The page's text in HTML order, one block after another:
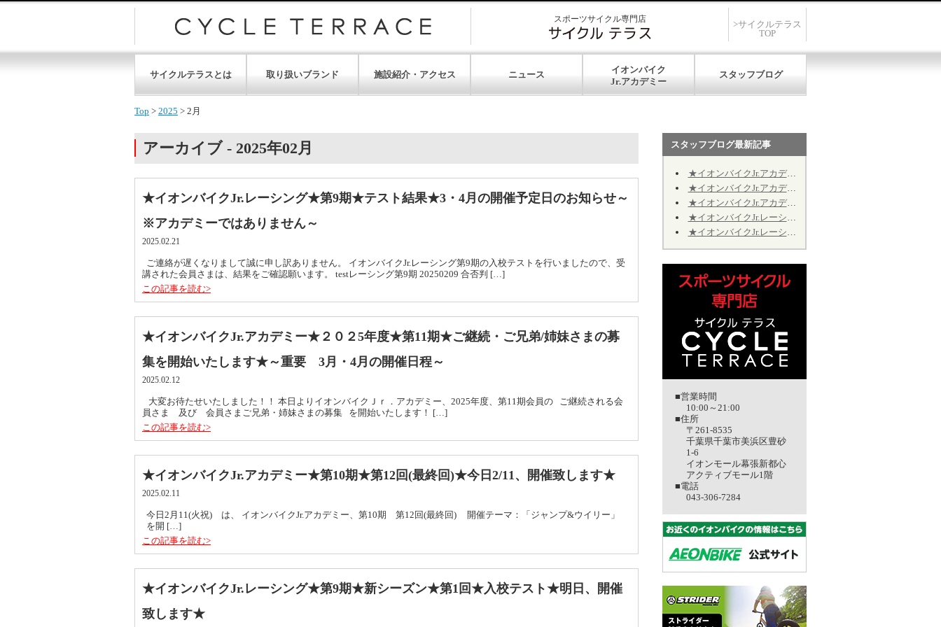
スポーツサイクル専門店
>サイクルテラス
TOP
サイクルテラスとは 取り扱いブランド 施設紹介・アクセス ニュース イオンバイク スタッフブログ
Top > 2025 > 2月
アーカイブ - 2025年02月
★イオンバイクJr.レーシング★第9期★テスト結果★3・4月の開催予定日のお知らせ～
※アカデミーではありません～
2025.02.21
ご連絡が遅くなりまして誠に申し訳ありません。 イオンバイクJr.レーシング第9期の入校テストを行いましたので、受
講された会員さまは、結果をご確認願います。 testレーシング第9期 20250209 合否判 […]
この記事を読む>
★イオンバイクJr.アカデミー★２０２5年度★第11期★ご継続・ご兄弟/姉妹さまの募
集を開始いたします★～重要 3月・4月の開催日程～
2025.02.12
大変お待たせいたしました！！ 本日よりイオンバイクＪｒ．アカデミー、2025年度、第11期会員の ご継続される会
員さま 及び 会員さまご兄弟・姉妹さまの募集 を開始いたします！ […]
この記事を読む>
★イオンバイクJr.アカデミー★第10期★第12回(最終回)★今日2/11、開催致します★
2025.02.11
今日2月11(火祝) は、 イオンバイクJr.アカデミー、第10期 第12回(最終回) 開催テーマ：「ジャンプ&ウイリー」
を開 […]
この記事を読む>
★イオンバイクJr.レーシング★第9期★新シーズン★第1回★入校テスト★明日、開催
致します★
スタッフブログ最新記事
★イオンバイクJr.アカデミー★第12期★第５回★明日7/19、開催致します★
★イオンバイクJr.アカデミー★第12期★第４回★明日7/11、振り替え開催致します★
★イオンバイクJr.アカデミー★第12期★2026年9月の開催日程のお知らせ
★イオンバイクJr.レーシング★第10期★2026年9月の予定★～Jr.アカデミーではありません～
★イオンバイクJr.レーシング★第10期★後半期ご継続のお手続きについて★※Jr.アカデミーではありません
■営業時間
10:00～21:00
■住所
〒261-8535
千葉県千葉市美浜区豊砂
1-6
イオンモール幕張新都心
アクティブモール1階
■電話
043-306-7284